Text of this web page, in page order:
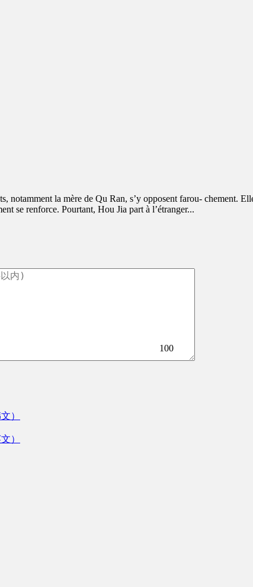
la mère de Qu Ran, s’y opposent farou- chement.
se renforce. Pourtant, Hou Jia part à l’étranger...
100
）
）